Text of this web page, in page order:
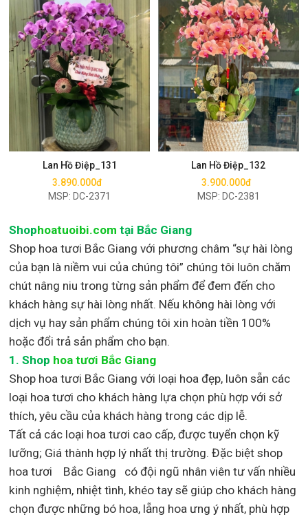
Lan Hồ Điệp_131
3.890.000đ
MSP: DC-2371
Mua ngay
Lan Hồ Điệp_132
3.900.000đ
MSP: DC-2381
Mua ngay
Shophoatuoibi.com tại Bắc Giang
Shop hoa tươi Bắc Giang với phương châm “sự hài lòng
của bạn là niềm vui của chúng tôi” chúng tôi luôn chăm
chút nâng niu trong từng sản phẩm để đem đến cho
khách hàng sự hài lòng nhất. Nếu không hài lòng với
dịch vụ hay sản phẩm chúng tôi xin hoàn tiền 100%
hoặc đổi trả sản phẩm cho bạn.
1.Shop hoa tươi Bắc Giang
Shop hoa tươi Bắc Giang với loại hoa đẹp, luôn sẵn các
loại hoa tươi cho khách hàng lựa chọn phù hợp với sở
thích, yêu cầu của khách hàng trong các dịp lễ.
Tất cả các loại hoa tươi cao cấp, được tuyển chọn kỹ
lưỡng; Giá thành hợp lý nhất thị trường. Đặc biệt shop
hoa tươi Bắc Giang
có đội ngũ nhân viên tư vấn nhiều
kinh nghiệm, nhiệt tình, khéo tay sẽ giúp cho khách hàng
chọn được những bó hoa, lẵng hoa ưng ý nhất, phù hợp